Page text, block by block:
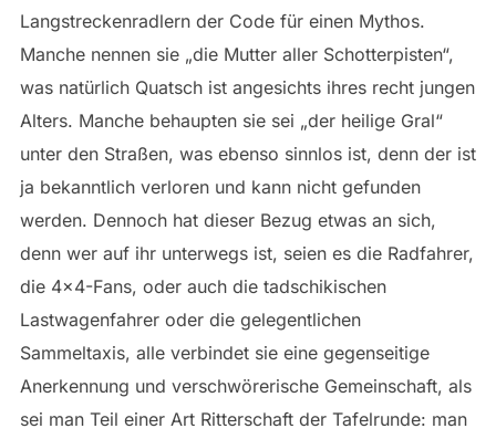
Langstreckenradlern der Code für einen Mythos.
Manche nennen sie „die Mutter aller Schotterpisten“,
was natürlich Quatsch ist angesichts ihres recht jungen
Alters. Manche behaupten sie sei „der heilige Gral“
unter den Straßen, was ebenso sinnlos ist, denn der ist
ja bekanntlich verloren und kann nicht gefunden
werden. Dennoch hat dieser Bezug etwas an sich,
denn wer auf ihr unterwegs ist, seien es die Radfahrer,
die 4×4-Fans, oder auch die tadschikischen
Lastwagenfahrer oder die gelegentlichen
Sammeltaxis, alle verbindet sie eine gegenseitige
Anerkennung und verschwörerische Gemeinschaft, als
sei man Teil einer Art Ritterschaft der Tafelrunde: man